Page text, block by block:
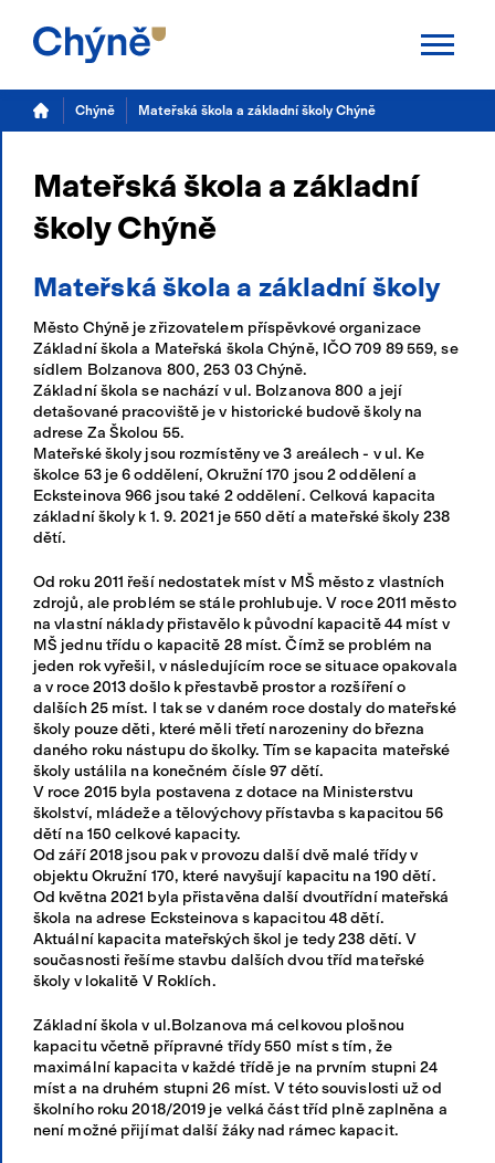
Aktuality
Úřední deska
Potřebuji vyřídit
Kalendář akcí
TS Chýně
Přihlásit se
Chýně Mateřská škola a základní školy Chýně
Mateřská škola a základní
školy Chýně
Mateřská škola a základní školy
Město Chýně je zřizovatelem příspěvkové organizace
Základní škola a Mateřská škola Chýně, IČO 709 89 559, se
sídlem Bolzanova 800, 253 03 Chýně.
Základní škola se nachází v ul. Bolzanova 800 a její
detašované pracoviště je v historické budově školy na
adrese Za Školou 55.
Mateřské školy jsou rozmístěny ve 3 areálech - v ul. Ke
školce 53 je 6 oddělení, Okružní 170 jsou 2 oddělení a
Ecksteinova 966 jsou také 2 oddělení. Celková kapacita
základní školy k 1. 9. 2021 je 550 dětí a mateřské školy 238
dětí.
Od roku 2011 řeší nedostatek míst v MŠ město z vlastních
zdrojů, ale problém se stále prohlubuje. V roce 2011 město
na vlastní náklady přistavělo k původní kapacitě 44 míst v
MŠ jednu třídu o kapacitě 28 míst. Čímž se problém na
jeden rok vyřešil, v následujícím roce se situace opakovala
a v roce 2013 došlo k přestavbě prostor a rozšíření o
dalších 25 míst. I tak se v daném roce dostaly do mateřské
školy pouze děti, které měli třetí narozeniny do března
daného roku nástupu do školky. Tím se kapacita mateřské
školy ustálila na konečném čísle 97 dětí.
V roce 2015 byla postavena z dotace na Ministerstvu
školství, mládeže a tělovýchovy přístavba s kapacitou 56
dětí na 150 celkové kapacity.
Od září 2018 jsou pak v provozu další dvě malé třídy v
objektu Okružní 170, které navyšují kapacitu na 190 dětí.
Od května 2021 byla přistavěna další dvoutřídní mateřská
škola na adrese Ecksteinova s kapacitou 48 dětí.
Aktuální kapacita mateřských škol je tedy 238 dětí. V
současnosti řešíme stavbu dalších dvou tříd mateřské
školy v lokalitě V Roklích.
Základní škola v ul.Bolzanova má celkovou plošnou
kapacitu včetně přípravné třídy 550 míst s tím, že
maximální kapacita v každé třídě je na prvním stupni 24
míst a na druhém stupni 26 míst. V této souvislosti už od
školního roku 2018/2019 je velká část tříd plně zaplněna a
není možné přijímat další žáky nad rámec kapacit.